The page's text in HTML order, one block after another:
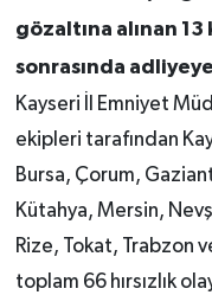
gözaltına alınan
sonrasında
Kayseri İl Emniyet
ekipleri tarafından
Bursa, Çorum,
Kütahya, Mersin,
Rize, Tokat, Trabzon
toplam 66 hırsızlık